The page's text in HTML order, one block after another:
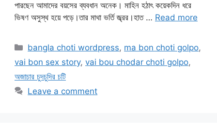
পারছেন আমাদের বয়সের ব্যবধান অনেক। মাহিন হঠাৎ কয়েকদিন ধরে
ভিষণ অসুস্থ হয়ে পড়ে।তার মাথা ভর্তি জ্ব্রর।হাত … Read more
Categories
bangla choti wordpress, ma bon choti golpo,
vai bon sex story, vai bou chodar choti golpo,
অজাচার চুদচুদির চটি
Leave a comment